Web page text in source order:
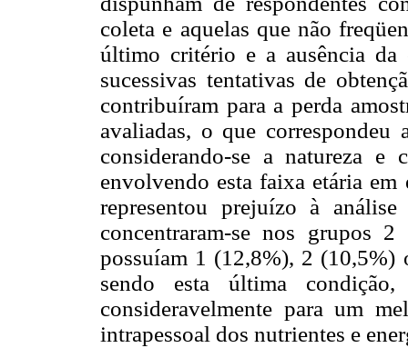
coleta e aquelas que não
último critério e a ausência da
sucessivas tentativas de
contribuíram para a perda
avaliadas, o que correspondeu
considerando-se a natureza e
envolvendo esta faixa etária em
representou prejuízo à
concentraram-se nos grupos
possuíam 1 (12,8%), 2 (10,5%)
sendo esta última
consideravelmente para um
intrapessoal dos nutrientes e